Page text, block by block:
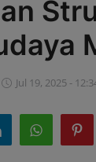
Jul 19, 2025 -